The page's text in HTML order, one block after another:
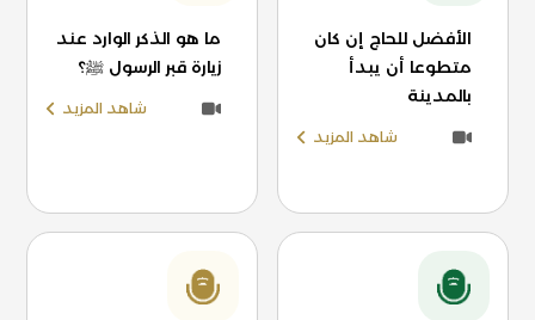
الأفضل للحاج إن كان
متطوعا أن يبدأ
بالمدينة
شاهد المزيد
ما هو الذكر الوارد عند
زيارة قبر الرسول ﷺ؟
شاهد المزيد